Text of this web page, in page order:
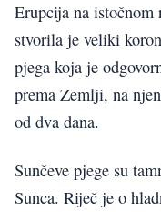
Erupcija na istočnom
stvorila je veliki
pjega koja je
prema Zemlji, na
od dva dana.
Sunčeve pjege su
Sunca. Riječ je o